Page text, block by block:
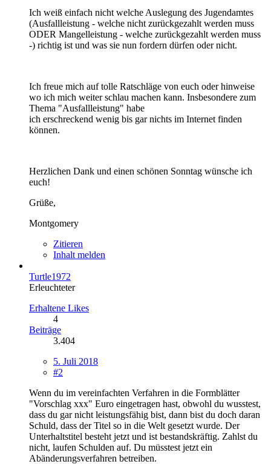
Ich weiß einfach nicht welche Auslegung des Jugendamtes
(Ausfallleistung - welche nicht zurückgezahlt werden muss
ODER Mangelleistung - welche zurückgezahlt werden muss
-) richtig ist und was sie nun fordern dürfen oder nicht.
Ich freue mich auf tolle Ratschläge von euch oder hinweise
wo ich mich weiter schlau machen kann. Insbesondere zum
Thema "Ausfallleistung" habe
ich erschreckend wenig bis gar nichts im Internet finden
können.
Herzlichen Dank und einen schönen Sonntag wünsche ich
euch!
Grüße,
Montgomery
Zitieren
Inhalt melden
Turtle1972
Erleuchteter
Erhaltene Likes
4
Beiträge
3.404
5. Juli 2018
#2
Wenn du im vereinfachten Verfahren in die Formblätter
"Vorschlag xxx" Euro eingetragen hast, obwohl du wusstest,
dass du gar nicht leistungsfähig bist, dann bist du doch daran
Schuld, dass der Titel so in die Welt gesetzt wurde. Der
Unterhaltstitel besteht jetzt und ist bestandskräftig. Zahlst du
nicht, laufen Schulden auf. Du müsstest jetzt ein
Abänderungsverfahren betreiben.